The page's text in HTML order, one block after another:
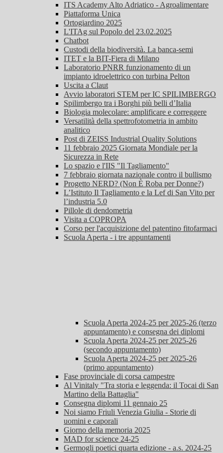
ITS Academy Alto Adriatico - Agroalimentare
Piattaforma Unica
Ortogiardino 2025
L'ITAg sul Popolo del 23.02.2025
Chatbot
Custodi della biodiversità. La banca-semi
ITET e la BIT-Fiera di Milano
Laboratorio PNRR funzionamento di un
impianto idroelettrico con turbina Pelton
Uscita a Claut
Avvio laboratori STEM per IC SPILIMBERGO
Spilimbergo tra i Borghi più belli d’Italia
Biologia molecolare: amplificare e correggere
Versatilità della spettrofotometria in ambito
analitico
Post di ZEISS Industrial Quality Solutions
11 febbraio 2025 Giornata Mondiale per la
Sicurezza in Rete
Lo spazio e l'IIS "Il Tagliamento"
7 febbraio giornata nazionale contro il bullismo
Progetto NERD? (Non È Roba per Donne?)
L’Istituto Il Tagliamento e la Lef di San Vito per
l’industria 5.0
Pillole di dendometria
Visita a COPROPA
Corso per l'acquisizione del patentino fitofarmaci
Scuola Aperta - i tre appuntamenti
Scuola Aperta 2024-25 per 2025-26 (terzo
appuntamento) e consegna dei diplomi
Scuola Aperta 2024-25 per 2025-26
(secondo appuntamento)
Scuola Aperta 2024-25 per 2025-26
(primo appuntamento)
Fase provinciale di corsa campestre
Al Vinitaly "Tra storia e leggenda: il Tocai di San
Martino della Battaglia"
Consegna diplomi 11 gennaio 25
Noi siamo Friuli Venezia Giulia - Storie di
uomini e caporali
Giorno della memoria 2025
MAD for science 24-25
Germogli poetici quarta edizione - a.s. 2024-25